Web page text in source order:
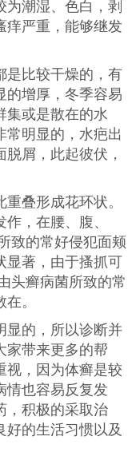
为潮湿、色白，剥
痒严重，能够继发
比较干燥的，有
的增厚，冬季容易
集或是散在的水
常明显的，水疤出
屑，此起彼伏，
叠形成花环状。
，在腰、腹、
致的常好侵犯面颊
显著，由于搔抓可
头癣病菌所致的常
。
的，所以诊断并
家带来更多的帮
视，因为体癣是较
情也容易反复发
，积极的采取治
好的生活习惯以及